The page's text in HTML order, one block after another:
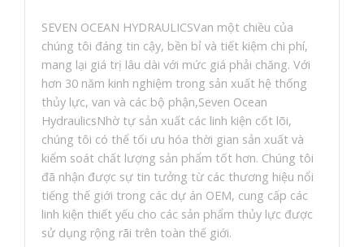
SEVEN OCEAN HYDRAULICSVan một chiều của
chúng tôi đáng tin cậy, bền bỉ và tiết kiệm chi phí,
mang lại giá trị lâu dài với mức giá phải chăng. Với
hơn 30 năm kinh nghiệm trong sản xuất hệ thống
thủy lực, van và các bộ phận,Seven Ocean
HydraulicsNhờ tự sản xuất các linh kiện cốt lõi,
chúng tôi có thể tối ưu hóa thời gian sản xuất và
kiểm soát chất lượng sản phẩm tốt hơn. Chúng tôi
đã nhận được sự tin tưởng từ các thương hiệu nổi
tiếng thế giới trong các dự án OEM, cung cấp các
linh kiện thiết yếu cho các sản phẩm thủy lực được
sử dụng rộng rãi trên toàn thế giới.